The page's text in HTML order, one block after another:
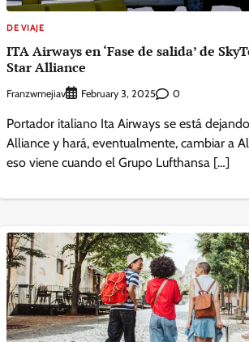
DE VIAJE
ITA Airways en ‘Fase de salida’ de
Star Alliance
Franzwmejiav February 3, 2025 0
Portador italiano Ita Airways se está
Alliance y hará, eventualmente, cambiar a
eso viene cuando el Grupo Lufthansa […]